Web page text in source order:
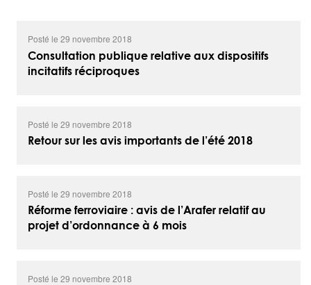
Posté le 29 novembre 2018
Consultation publique relative aux dispositifs
incitatifs réciproques
Posté le 29 novembre 2018
Retour sur les avis importants de l’été 2018
Posté le 29 novembre 2018
Réforme ferroviaire : avis de l’Arafer relatif au
projet d’ordonnance à 6 mois
Posté le 29 novembre 2018